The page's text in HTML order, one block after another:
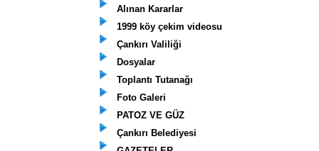
Alınan Kararlar
1999 köy çekim videosu
Çankırı Valiliği
Dosyalar
Toplantı Tutanağı
Foto Galeri
PATOZ VE GÜZ
Çankırı Belediyesi